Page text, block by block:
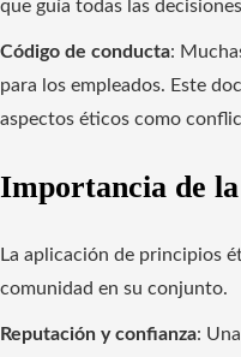
que guía todas las
Código de conducta:
para los empleados. Este
aspectos éticos como
Importancia de
La aplicación de principios
comunidad en su conjunto.
Reputación y confianza: